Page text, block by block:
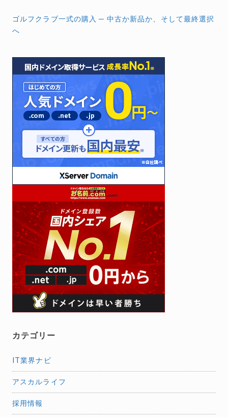
ビ
ー
シ
ゴルフクラブ一式の購入 ─ 中古か新品か、そして最終選択
へ
カテゴリー
IT業界ナビ
アスカルライフ
採用情報